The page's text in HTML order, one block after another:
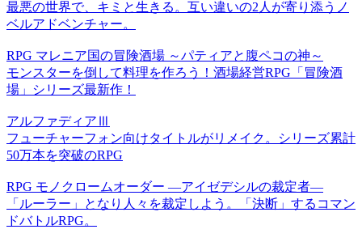
最悪の世界で、キミと生きる。互い違いの2人が寄り添うノ
ベルアドベンチャー。
RPG マレニア国の冒険酒場 ～パティアと腹ペコの神～
モンスターを倒して料理を作ろう！酒場経営RPG「冒険酒
場」シリーズ最新作！
アルファディアⅢ
フューチャーフォン向けタイトルがリメイク。シリーズ累計
50万本を突破のRPG
RPG モノクロームオーダー ―アイゼデシルの裁定者―
「ルーラー」となり人々を裁定しよう。「決断」するコマン
ドバトルRPG。